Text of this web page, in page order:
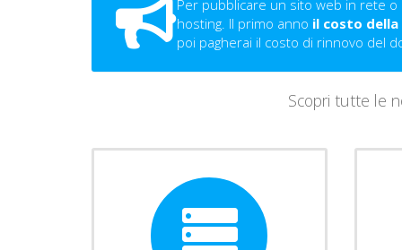
Per pubblicare un sito web in rete
hosting. Il primo anno il costo
poi pagherai il costo di rinnovo del
Scopri tutte le